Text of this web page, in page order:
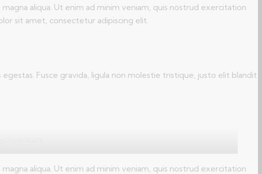
aliqua. Ut enim ad minim veniam, quis nostrud exercitation
sit amet, consectetur adipiscing elit.
Fusce gravida, ligula non molestie tristique, justo elit blandit
aliqua. Ut enim ad minim veniam, quis nostrud exercitation